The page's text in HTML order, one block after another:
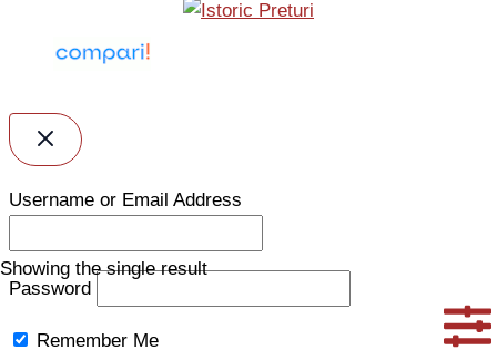
Showing the single result
Username or Email Address
Password
Remember Me